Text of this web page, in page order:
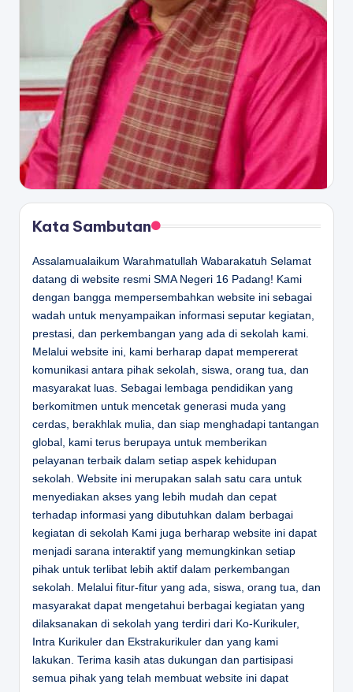
Kata Sambutan
Assalamualaikum Warahmatullah Wabarakatuh Selamat
datang di website resmi SMA Negeri 16 Padang! Kami
dengan bangga mempersembahkan website ini sebagai
wadah untuk menyampaikan informasi seputar kegiatan,
prestasi, dan perkembangan yang ada di sekolah kami.
Melalui website ini, kami berharap dapat mempererat
komunikasi antara pihak sekolah, siswa, orang tua, dan
masyarakat luas. Sebagai lembaga pendidikan yang
berkomitmen untuk mencetak generasi muda yang
cerdas, berakhlak mulia, dan siap menghadapi tantangan
global, kami terus berupaya untuk memberikan
pelayanan terbaik dalam setiap aspek kehidupan
sekolah. Website ini merupakan salah satu cara untuk
menyediakan akses yang lebih mudah dan cepat
terhadap informasi yang dibutuhkan dalam berbagai
kegiatan di sekolah Kami juga berharap website ini dapat
menjadi sarana interaktif yang memungkinkan setiap
pihak untuk terlibat lebih aktif dalam perkembangan
sekolah. Melalui fitur-fitur yang ada, siswa, orang tua, dan
masyarakat dapat mengetahui berbagai kegiatan yang
dilaksanakan di sekolah yang terdiri dari Ko-Kurikuler,
Intra Kurikuler dan Ekstrakurikuler dan yang kami
lakukan. Terima kasih atas dukungan dan partisipasi
semua pihak yang telah membuat website ini dapat